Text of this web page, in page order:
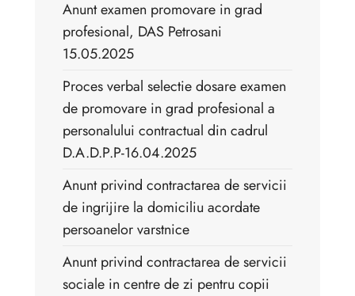
Anunt examen promovare in grad
profesional, DAS Petrosani
15.05.2025
Proces verbal selectie dosare examen
de promovare in grad profesional a
personalului contractual din cadrul
D.A.D.P.P-16.04.2025
Anunt privind contractarea de servicii
de ingrijire la domiciliu acordate
persoanelor varstnice
Anunt privind contractarea de servicii
sociale in centre de zi pentru copii